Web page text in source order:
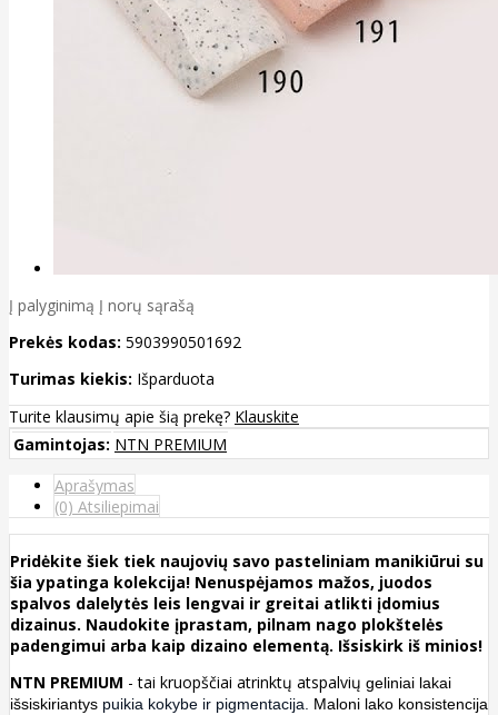
Į palyginimą Į norų sąrašą
Prekės kodas: 5903990501692
Turimas kiekis: Išparduota
Turite klausimų apie šią prekę? Klauskite
Gamintojas: NTN PREMIUM
Aprašymas
(0) Atsiliepimai
Pridėkite šiek tiek naujovių savo pasteliniam manikiūrui su
šia ypatinga kolekcija! Nenuspėjamos mažos, juodos
spalvos dalelytės leis lengvai ir greitai atlikti įdomius
dizainus. Naudokite įprastam, pilnam nago plokštelės
padengimui arba kaip dizaino elementą. Išsiskirk iš minios!
NTN PREMIUM - tai kruopščiai atrinktų atspalvių geliniai lakai
išsiskiriantys puikia kokybe ir pigmentacija.
Maloni lako konsistencija